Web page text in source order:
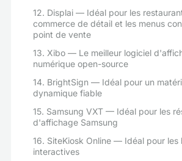
12. Displai — Idéal pour les
commerce de détail et les menus
point de vente
13. Xibo — Le meilleur logiciel
numérique open-source
14. BrightSign — Idéal pour un
dynamique fiable
15. Samsung VXT — Idéal pour les
d'affichage Samsung
16. SiteKiosk Online — Idéal pour les
interactives